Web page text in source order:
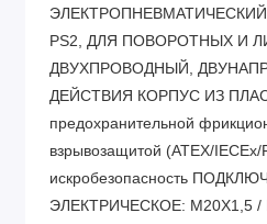
PS2, ДЛЯ ПОВОРОТНЫХ И
ДВУХПРОВОДНЫЙ,
ДЕЙСТВИЯ КОРПУС ИЗ
предохранительной
взрывозащитой (ATEX/IECEx/
искробезопасность
ЭЛЕКТРИЧЕСКОЕ: M20X1,5